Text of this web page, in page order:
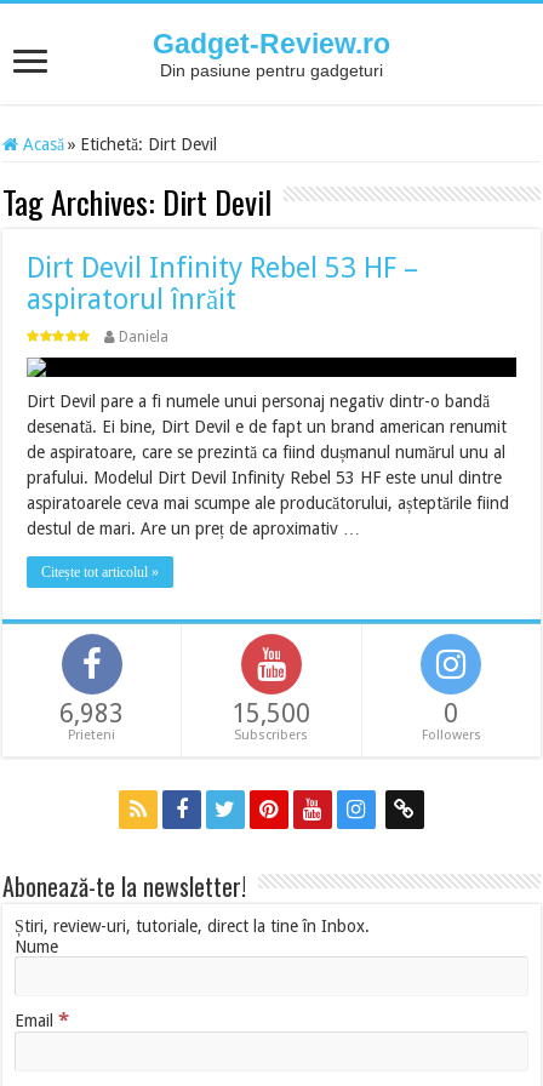
Gadget-Review.ro
Din pasiune pentru gadgeturi
Acasă » Etichetă: Dirt Devil
Tag Archives: Dirt Devil
Dirt Devil Infinity Rebel 53 HF –
aspiratorul înrăit
Daniela
Dirt Devil pare a fi numele unui personaj negativ dintr-o bandă
desenată. Ei bine, Dirt Devil e de fapt un brand american renumit
de aspiratoare, care se prezintă ca fiind dușmanul numărul unu al
prafului. Modelul Dirt Devil Infinity Rebel 53 HF este unul dintre
aspiratoarele ceva mai scumpe ale producătorului, așteptările fiind
destul de mari. Are un preț de aproximativ …
Citește tot articolul »
6,983
Prieteni
15,500
Subscribers
0
Followers
Abonează-te la newsletter!
Știri, review-uri, tutoriale, direct la tine în Inbox.
Nume
Email*